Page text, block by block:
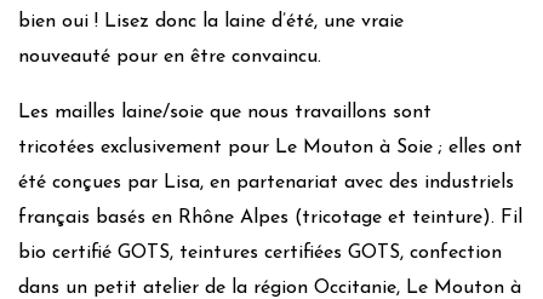
bien oui ! Lisez donc la laine d’été, une vraie
nouveauté pour en être convaincu.
Les mailles laine/soie que nous travaillons sont
tricotées exclusivement pour Le Mouton à Soie ; elles ont
été conçues par Lisa, en partenariat avec des industriels
français basés en Rhône Alpes (tricotage et teinture). Fil
bio certifié GOTS, teintures certifiées GOTS, confection
dans un petit atelier de la région Occitanie, Le Mouton à